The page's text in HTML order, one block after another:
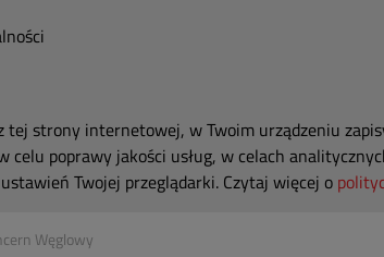
strony internetowej, w Twoim urządzeniu
celu poprawy jakości usług, w celach
Twojej przeglądarki. Czytaj więcej o
Węglowy